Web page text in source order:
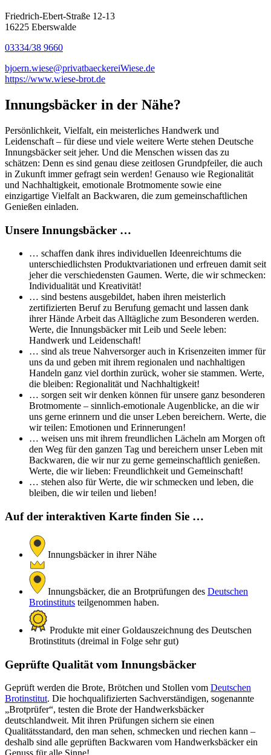
Friedrich-Ebert-Straße 12-13
16225 Eberswalde
03334/38 9660
bjoern.wiese@privatbaeckereiWiese.de
https://www.wiese-brot.de
Innungsbäcker in der Nähe?
Persönlichkeit, Vielfalt, ein meisterliches Handwerk und
Leidenschaft – für diese und viele weitere Werte stehen Deutsche
Innungsbäcker seit jeher. Und die Menschen wissen das zu
schätzen: Denn es sind genau diese zeitlosen Grundpfeiler, die auch
in Zukunft immer gefragt sein werden! Genauso wie Regionalität
und Nachhaltigkeit, emotionale Brotmomente sowie eine
einzigartige Vielfalt an Backwaren, die zum gemeinschaftlichen
Genießen einladen.
Unsere Innungsbäcker …
… schaffen dank ihres individuellen Ideenreichtums die
unterschiedlichsten Produktvariationen und erfreuen damit seit
jeher die verschiedensten Gaumen. Werte, die wir schmecken:
Individualität und Kreativität!
… sind bestens ausgebildet, haben ihren meisterlich
zertifizierten Beruf zu Berufung gemacht und lassen dank
ihrer Hände Arbeit das Alltägliche zum Besonderen werden.
Werte, die Innungsbäcker mit Leib und Seele leben:
Handwerk und Leidenschaft!
… sind als treue Nahversorger auch in Krisenzeiten immer für
uns da und geben mit ihrem regionalen und nachhaltigen
Handeln ganz viel dorthin zurück, woher sie stammen. Werte,
die bleiben: Regionalität und Nachhaltigkeit!
… sorgen seit wir denken können für unsere ganz besonderen
Brotmomente – sinnlich-emotionale Augenblicke, an die wir
uns gerne erinnern und die unser Leben bereichern. Werte, die
wir teilen: Emotionen und Erinnerungen!
… weisen uns mit ihrem freundlichen Lächeln am Morgen oft
den Weg für den ganzen Tag und bereichern unser Leben mit
Backwaren, die wir nur zu gerne gemeinschaftlich genießen.
Werte, die wir lieben: Freundlichkeit und Gemeinschaft!
… stehen also für Werte, die wir schmecken und leben, die
bleiben, die wir teilen und lieben!
Auf der interaktiven Karte finden Sie …
Innungsbäcker in ihrer Nähe
Innungsbäcker, die an Brotprüfungen des Deutschen
Brotinstituts teilgenommen haben.
Produkte mit einer Goldauszeichnung des Deutschen
Brotinstituts (dreimal in Folge sehr gut)
Geprüfte Qualität vom Innungsbäcker
Geprüft werden die Brote, Brötchen und Stollen vom Deutschen
Brotinstitut. Die hochqualifizierten Sachverständigen, sogenannte
„Brotprüfer“, testen die Brote der Handwerksbäcker
deutschlandweit. Mit ihren Prüfungen sichern sie einen
Qualitätsstandard, den man sehen, schmecken und riechen kann –
deshalb sind alle geprüften Backwaren vom Handwerksbäcker ein